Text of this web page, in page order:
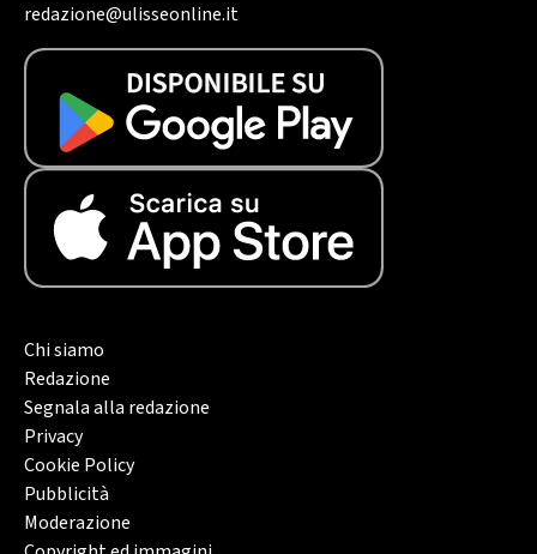
redazione@ulisseonline.it
Chi siamo
Redazione
Segnala alla redazione
Privacy
Cookie Policy
Pubblicità
Moderazione